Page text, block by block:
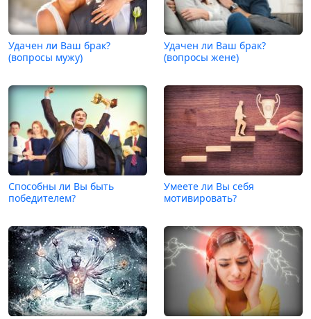
Удачен ли Ваш брак?
(вопросы мужу)
Удачен ли Ваш брак?
(вопросы жене)
Способны ли Вы быть
победителем?
Умеете ли Вы себя
мотивировать?